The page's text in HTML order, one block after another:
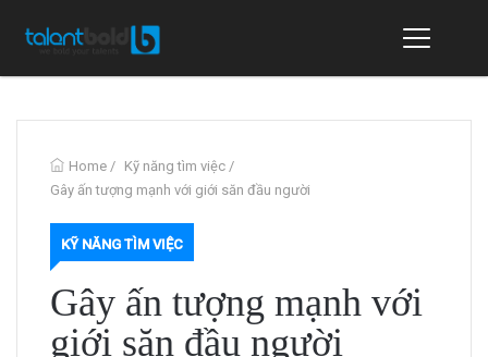
Home / Kỹ năng tìm việc /
Gây ấn tượng mạnh với giới săn đầu người
KỸ NĂNG TÌM VIỆC
Gây ấn tượng mạnh với
giới săn đầu người